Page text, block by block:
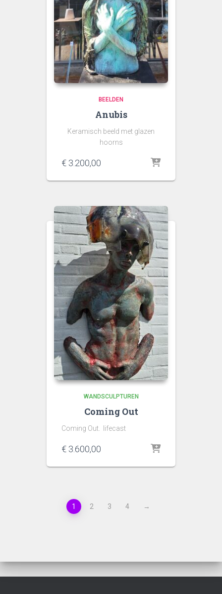
BEELDEN
Anubis
Keramisch beeld met glazen
hoorns
€ 3.200,00
WANDSCULPTUREN
Coming Out
Coming Out. lifecast
€ 3.600,00
1 2 3 4 →